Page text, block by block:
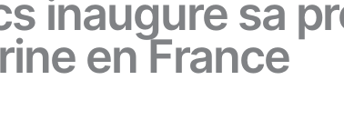
inaugure sa
en France